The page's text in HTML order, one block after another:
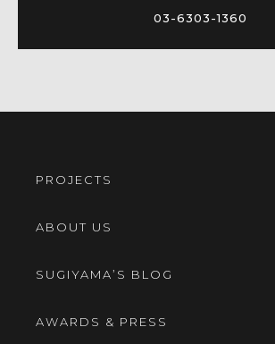
03-6303-1360
PROJECTS
ABOUT US
SUGIYAMA’S BLOG
AWARDS & PRESS